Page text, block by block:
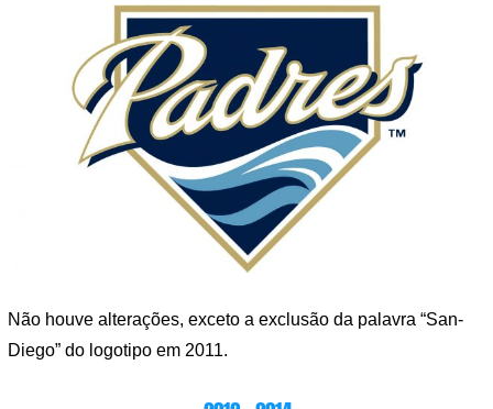
Não houve alterações, exceto a exclusão da palavra “San-
Diego” do logotipo em 2011.